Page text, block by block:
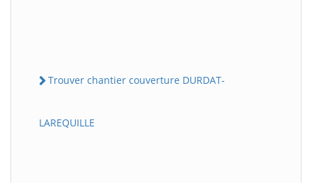
Trouver chantier couverture DURDAT-
LAREQUILLE